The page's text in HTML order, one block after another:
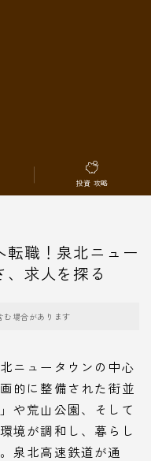
投資 攻略
職！泉北ニュー
求人を探る
む場合があります
ニュータウンの中心
的に整備された街並
や荒山公園、そして
境が調和し、暮らし
泉北高速鉄道が通